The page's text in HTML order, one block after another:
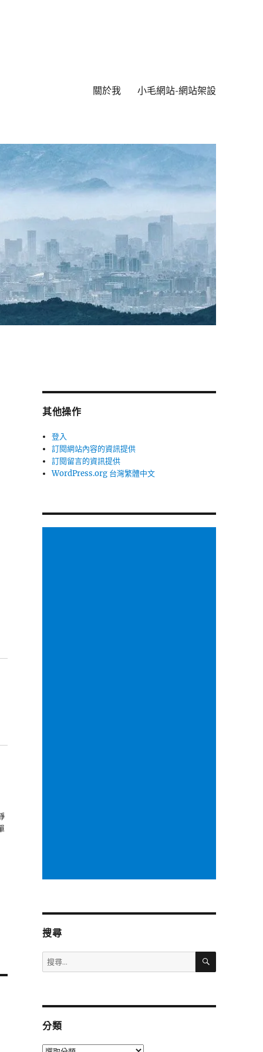
關於我 小毛網站-網站架設
其他操作
登入
訂閱網站內容的資訊提供
訂閱留言的資訊提供
WordPress.org 台灣繁體中文
搜尋
搜
尋
字:
搜
分類
分